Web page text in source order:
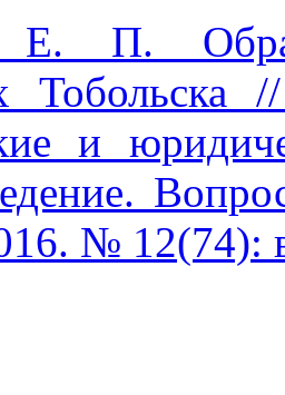
Е. П.
Тобольска
и
№ 12(74):